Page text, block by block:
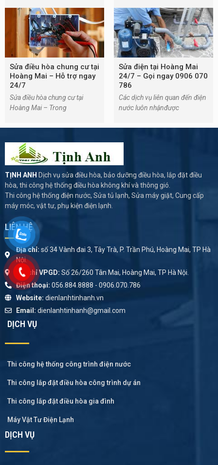
Sửa điều hòa chung cư tại
Hoàng Mai – Hỗ trợ ngay
24/7
Sửa điều hòa chung cư tại
Hoàng Mai – Trong
Sửa điện tại Hoàng Mai
24/7 – Gọi ngay 0906 070
786
Các dịch vụ liên quan đến điện
nước luôn nhậnđược
TỊNH ANH Dịch vụ sửa điều hòa, bảo dưỡng điều hòa, lắp đặt điều
hòa, thi công hệ thống điều hòa không khí và thông gió.
Thi công hệ thống điện nước, Sửa tủ lạnh, Sửa máy giặt, Cung cấp
máy móc, vật tư, phụ kiện điện lạnh.
LIÊN HỆ
Địa chỉ: số 34 Vành đai 3, Tây Trà, P. Trần Phú, Hoàng Mai, TP Hà
Nội.
Địa chỉ VPGD: Số 26/260 Tân Mai, Hoàng Mai, TP Hà Nội.
Điện thoại: 056.884.8888 - 0906.070.786
Website: dienlanhtinhanh.vn
Email: dienlanhtinhanh@gmail.com
DỊCH VỤ
Thi công hệ thống công trình điện nước
Thi công lắp đặt điều hòa công trình dự án
Thi công lắp đặt điều hòa gia đình
Máy Vật Tư Điện Lạnh
DỊCH VỤ